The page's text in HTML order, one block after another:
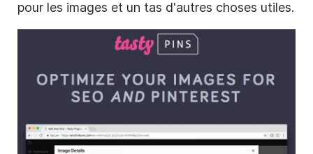
pour les images et un tas d'autres choses utiles.